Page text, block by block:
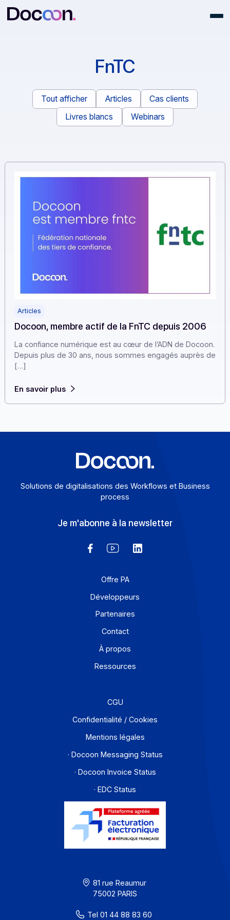
FnTC
Tout afficher Articles
Cas clients
Livres blancs
Webinars
Articles
Docoon, membre actif de la FnTC depuis 2006
Depuis plus de 30 ans, nous sommes engagés auprès
[…]
En savoir plus
process
Je m'abonne à la newsletter
Développeurs
Contact
À propos
Ressources
Confidentialité / Cookies
Mentions légales
· Docoon Messaging Status